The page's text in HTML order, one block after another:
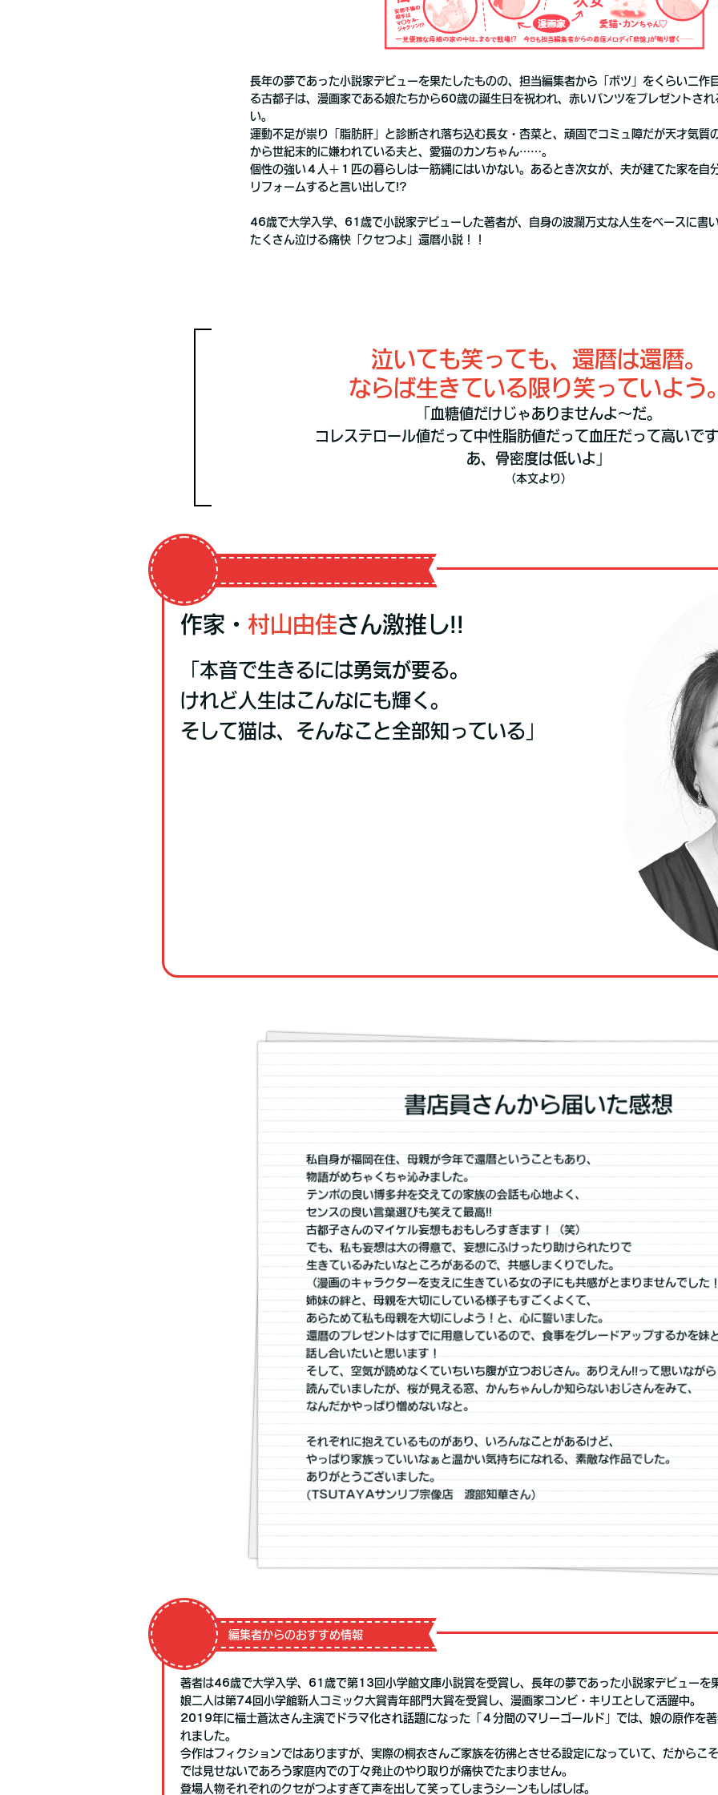
長年の夢であった小説家デビューを果たしたものの、担当編集者から「ボツ」をくらい二作
る古都子は、漫画家である娘たちから60歳の誕生日を祝われ、赤いパンツをプレゼントさ
い。
運動不足が祟り「脂肪肝」と診断され落ち込む長女・杏菜と、頑固でコミュ障だが天才気質
から世紀末的に嫌われている夫と、愛猫のカンちゃん……。
個性の強い４人＋１匹の暮らしは一筋縄にはいかない。あるとき次女が、夫が建てた家を自
リフォームすると言い出して!?
46歳で大学入学、61歳で小説家デビューした著者が、自身の波瀾万丈な人生をベースに書
たくさん泣ける痛快「クセつよ」還暦小説！！
泣いても笑っても、還暦は還暦。
ならば生きている限り笑っていよう
「血糖値だけじゃありませんよ～だ。
コレステロール値だって中性脂肪値だって血圧だって高いで
あ、骨密度は低いよ」
（本文より）
作家・ 村山由佳さん激推し!!
「本音で生きるには勇気が要る。
けれど人生はこんなにも輝く。
そして猫は、そんなこと全部知っている」
書店員さんから届いた感想
私自身が福岡在住、母親が今年で還暦ということもあり、
物語がめちゃくちゃ沁みました。
テンポの良い博多弁を交えての家族の会話も心地よく、
センスの良い言葉選びも笑えて最高!!
古都子さんのマイケル妄想もおもしろすぎます！（笑）
でも、私も妄想は大の得意で、妄想にふけったり助けられたりで
生きているみたいなところがあるので、共感しまくりでした。
（漫画のキャラクターを支えに生きている女の子にも共感がとまりませんでした
姉妹の絆と、母親を大切にしている様子もすごくよくて、
あらためて私も母親を大切にしよう！と、心に誓いました。
還暦のプレゼントはすでに用意しているので、食事をグレードアップするかを妹
話し合いたいと思います！
そして、空気が読めなくていちいち腹が立つおじさん。ありえん!!って思いながら
読んでいましたが、桜が見える窓、かんちゃんしか知らないおじさんをみて、
なんだかやっぱり憎めないなと。
それぞれに抱えているものがあり、いろんなことがあるけど、
やっぱり家族っていいなぁと温かい気持ちになれる、素敵な作品でした。
ありがとうございました。
(TSUTAYAサンリブ宗像店 渡部知華さん)
編集者からのおすすめ情報
著者は46歳で大学入学、61歳で第13回小学館文庫小説賞を受賞し、長年の夢であった小説家デビューを
娘二人は第74回小学館新人コミック大賞青年部門大賞を受賞し、漫画家コンビ・キリエとして活躍中。
2019年に福士蒼汰さん主演でドラマ化され話題になった「４分間のマリーゴールド」では、娘の原作を
れました。
今作はフィクションではありますが、実際の桐衣さんご家族を彷彿とさせる設定になっていて、だからこ
では見せないであろう家庭内での丁々発止のやり取りが痛快でたまりません。
登場人物それぞれのクセがつよすぎて声を出して笑ってしまうシーンもしばしば。